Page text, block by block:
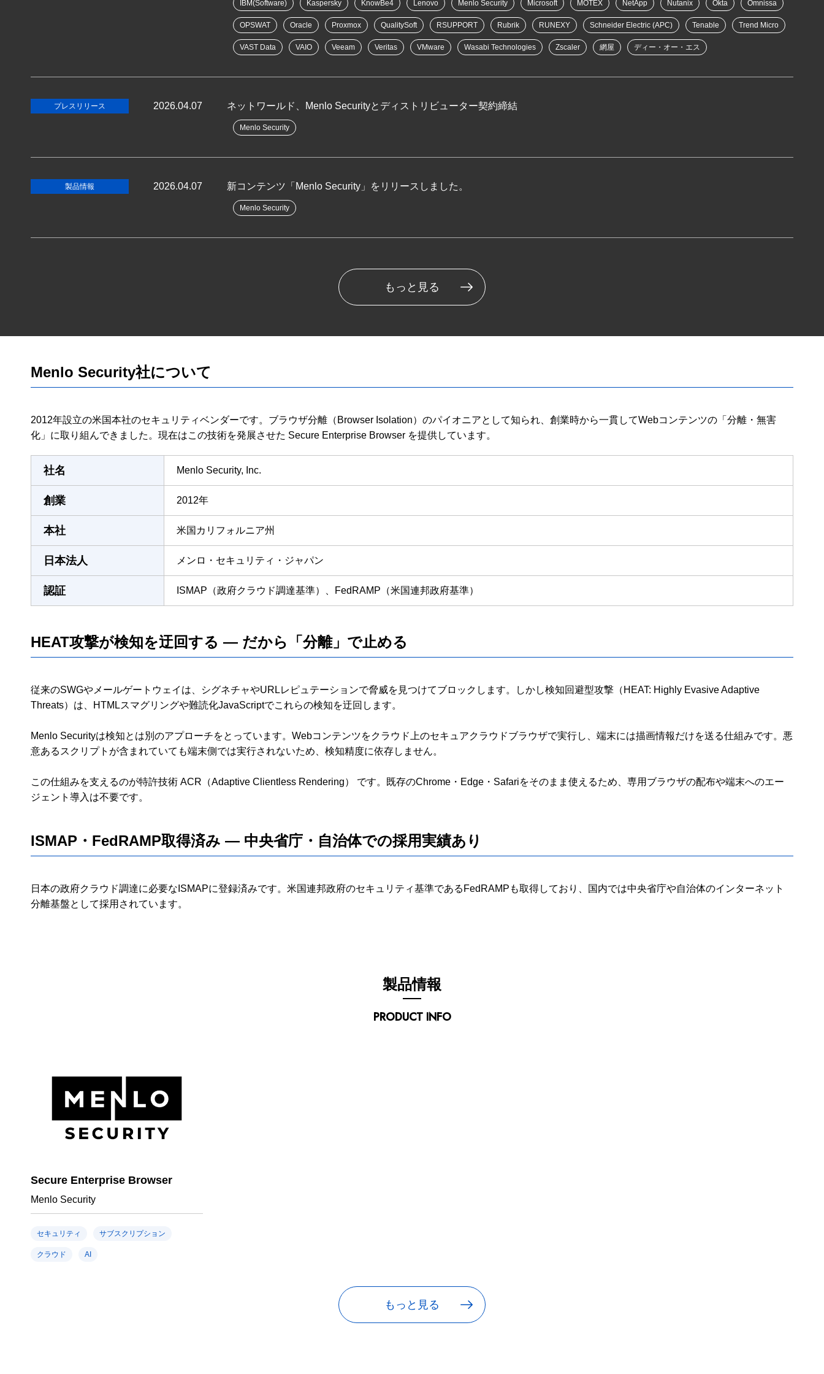
IBM(Software) Kaspersky KnowBe4 Lenovo Menlo Security Microsoft MOTEX NetApp Nutanix Okta Omnissa
OPSWAT Oracle Proxmox QualitySoft RSUPPORT Rubrik RUNEXY Schneider Electric (APC) Tenable Trend Micro
VAST Data VAIO Veeam Veritas VMware Wasabi Technologies Zscaler 網屋 ディー・オー・エス
プレスリリース 2026.04.07 ネットワールド、Menlo Securityとディストリビューター契約締結
Menlo Security
製品情報 2026.04.07 新コンテンツ「Menlo Security」をリリースしました。
Menlo Security
もっと見る
Menlo Security社について
2012年設立の米国本社のセキュリティベンダーです。ブラウザ分離（Browser Isolation）のパイオニアとして知られ、創業時から一貫してWebコンテンツの「分離・無害
化」に取り組んできました。現在はこの技術を発展させた Secure Enterprise Browser を提供しています。
社名 Menlo Security, Inc.
創業 2012年
本社 米国カリフォルニア州
日本法人 メンロ・セキュリティ・ジャパン
認証 ISMAP（政府クラウド調達基準）、FedRAMP（米国連邦政府基準）
HEAT攻撃が検知を迂回する — だから「分離」で止める
従来のSWGやメールゲートウェイは、シグネチャやURLレピュテーションで脅威を見つけてブロックします。しかし検知回避型攻撃（HEAT: Highly Evasive Adaptive
Threats）は、HTMLスマグリングや難読化JavaScriptでこれらの検知を迂回します。
Menlo Securityは検知とは別のアプローチをとっています。Webコンテンツをクラウド上のセキュアクラウドブラウザで実行し、端末には描画情報だけを送る仕組みです。悪
意あるスクリプトが含まれていても端末側では実行されないため、検知精度に依存しません。
この仕組みを支えるのが特許技術 ACR（Adaptive Clientless Rendering） です。既存のChrome・Edge・Safariをそのまま使えるため、専用ブラウザの配布や端末へのエー
ジェント導入は不要です。
ISMAP・FedRAMP取得済み — 中央省庁・自治体での採用実績あり
日本の政府クラウド調達に必要なISMAPに登録済みです。米国連邦政府のセキュリティ基準であるFedRAMPも取得しており、国内では中央省庁や自治体のインターネット
分離基盤として採用されています。
PRODUCT INFO
製品情報
Secure Enterprise Browser
Menlo Security
セキュリティ サブスクリプション
クラウド AI
もっと見る